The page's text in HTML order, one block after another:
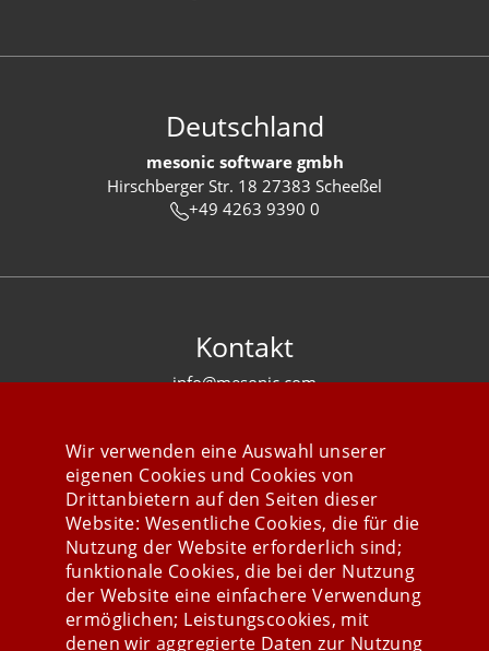
Deutschland
mesonic software gmbh
Hirschberger Str. 18 27383 Scheeßel
+49 4263 9390 0
Kontakt
info@mesonic.com
Stay connected
Wir verwenden eine Auswahl unserer
eigenen Cookies und Cookies von
Drittanbietern auf den Seiten dieser
Website: Wesentliche Cookies, die für die
Nutzung der Website erforderlich sind;
funktionale Cookies, die bei der Nutzung
der Website eine einfachere Verwendung
ermöglichen; Leistungscookies, mit
denen wir aggregierte Daten zur Nutzung